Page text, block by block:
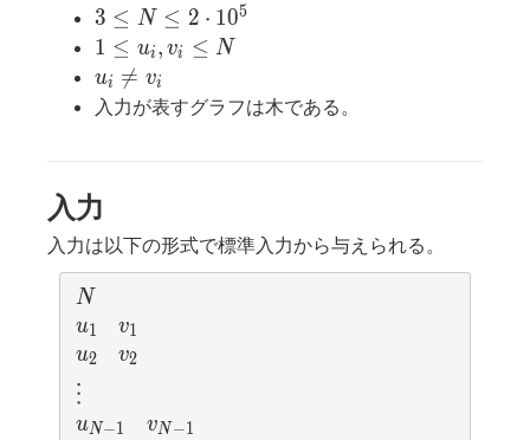
3 \le
N \le
2\cdot
10^5
3 ≤ N ≤ 2 ⋅ 105
1\le
u_i,
v_i
1 ≤ ui , vi ≤ N
u_i
\neq
ui 
= vi
入力が表すグラフは木である。
入力
入力は以下の形式で標準入力から与えられる。
N
N
u_1
u1 v_1
v1
u_2
u2 v_2
v2
\vdots
⋮
u_{N-1}
uN−1 v_{N-1}
vN −1